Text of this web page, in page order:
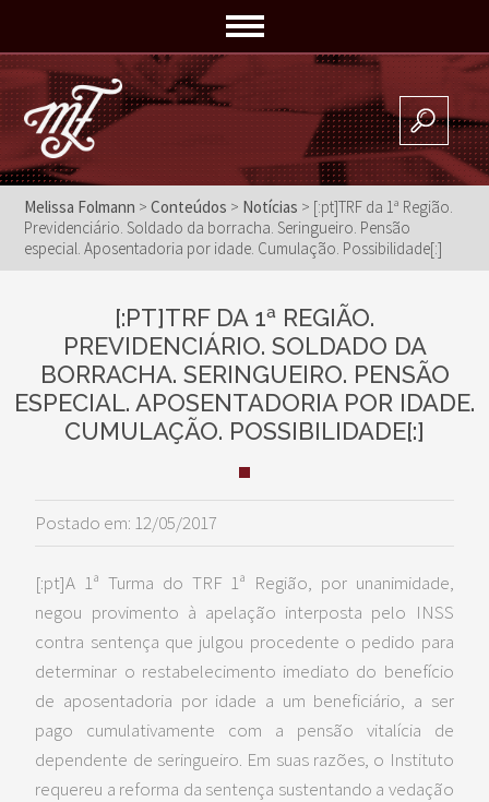
Melissa Folmann >Conteúdos > Notícias > [:pt]TRF da 1ª Região.
Previdenciário. Soldado da borracha. Seringueiro. Pensão
especial. Aposentadoria por idade. Cumulação. Possibilidade[:]
[:PT]TRF DA 1ª REGIÃO.
PREVIDENCIÁRIO. SOLDADO DA
BORRACHA. SERINGUEIRO. PENSÃO
ESPECIAL. APOSENTADORIA POR IDADE.
CUMULAÇÃO. POSSIBILIDADE[:]
Postado em: 12/05/2017
[:pt]A 1ª Turma do TRF 1ª Região, por unanimidade,
negou provimento à apelação interposta pelo INSS
contra sentença que julgou procedente o pedido para
determinar o restabelecimento imediato do benefício
de aposentadoria por idade a um beneficiário, a ser
pago cumulativamente com a pensão vitalícia de
dependente de seringueiro. Em suas razões, o Instituto
requereu a reforma da sentença sustentando a vedação